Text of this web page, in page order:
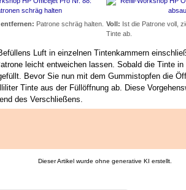
Patrone schräg halten. Voll: Ist die Patrone voll,
Tinte ab.
Luft in einzelnen Tintenkammern
leicht entweichen lassen. Sobald die Tinte
Bevor Sie nun mit dem Gummistopfen die
Tinte aus der Füllöffnung ab. Diese
des Verschließens.
Dieser Artikel wurde ohne generative KI erstellt.